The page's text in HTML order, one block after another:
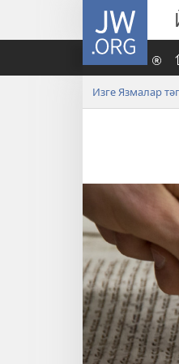
JW.ORG
Изге Язмалар